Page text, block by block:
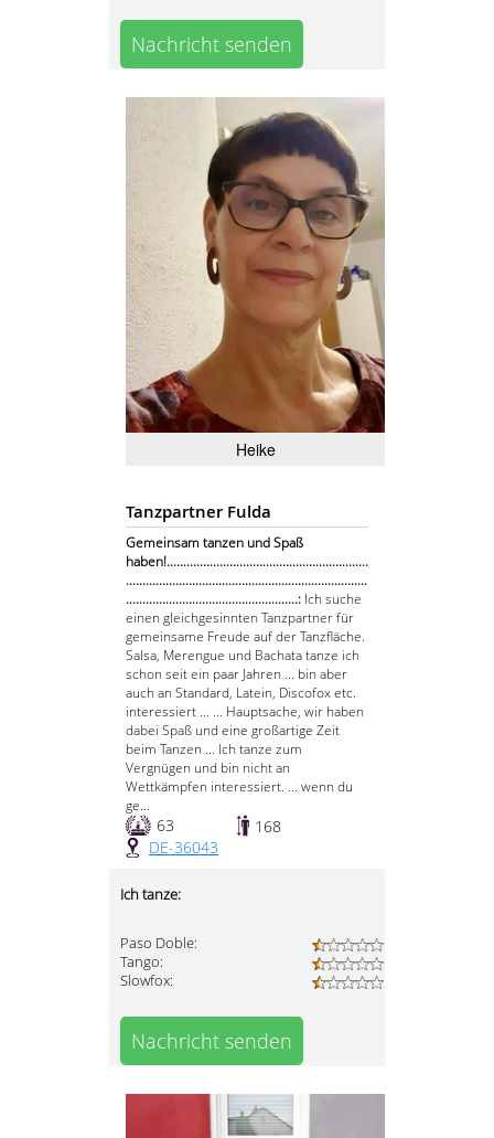
Nachricht senden
Heike
Tanzpartner Fulda
Gemeinsam tanzen und Spaß
haben!.............................................................
.........................................................................
....................................................: Ich suche
einen gleichgesinnten Tanzpartner für
gemeinsame Freude auf der Tanzfläche.
Salsa, Merengue und Bachata tanze ich
schon seit ein paar Jahren ... bin aber
auch an Standard, Latein, Discofox etc.
interessiert ... ... Hauptsache, wir haben
dabei Spaß und eine großartige Zeit
beim Tanzen ... Ich tanze zum
Vergnügen und bin nicht an
Wettkämpfen interessiert. ... wenn du
ge...
63
168
DE-36043
Ich tanze:
Paso Doble:
Tango:
Slowfox:
Nachricht senden